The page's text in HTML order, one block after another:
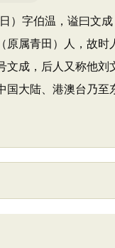
）字伯温，谥曰文
原属青田）人，故
文成，后人又称他
大陆、港澳台乃至